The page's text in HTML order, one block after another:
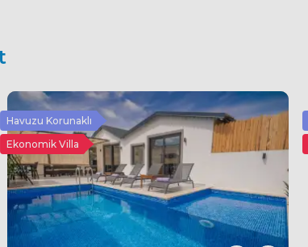
Havuzu Korunaklı
Ekonomik Villa